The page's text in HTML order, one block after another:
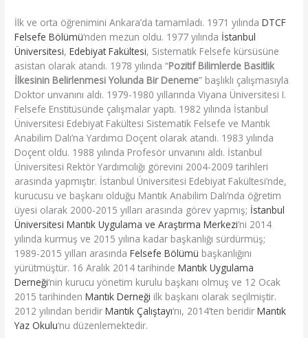
İlk ve orta öğrenimini Ankara’da tamamladı. 1971 yılındaDTCF
Felsefe Bölümü‘nden mezun oldu. 1977 yılında İstanbul
Üniversitesi,Edebiyat Fakültesi, Sistematik Felsefe kürsüsüne
asistan olarak atandı. 1978 yılında “Pozitif Bilimlerde Basitlik
İlkesinin Belirlenmesi Yolunda Bir Deneme” başlıklı çalışmasıyla
Doktor unvanını aldı. 1979-1980 yıllarında Viyana Üniversitesi I.
Felsefe Enstitüsünde çalışmalar yaptı. 1982 yılında İstanbul
Üniversitesi Edebiyat Fakültesi Sistematik Felsefe ve Mantık
Anabilim Dalı’na Yardımcı Doçent olarak atandı. 1983 yılında
Doçent oldu. 1988 yılında Profesör unvanını aldı. İstanbul
Üniversitesi Rektör Yardımcılığı görevini 2004-2009 tarihleri
arasında yapmıştır. İstanbul Üniversitesi Edebiyat Fakültesi’nde,
kurucusu ve başkanı olduğu Mantık Anabilim Dalı’nda öğretim
üyesi olarak 2000-2015 yılları arasında görev yapmış; İstanbul
Üniversitesi Mantık Uygulama ve Araştırma Merkezi‘ni 2014
yılında kurmuş ve 2015 yılına kadar başkanlığı sürdürmüş;
1989-2015 yılları arasındaFelsefe Bölümü başkanlığını
yürütmüştür. 16 Aralık 2014 tarihindeMantık Uygulama
Derneği‘nin kurucu yönetim kurulu başkanı olmuş ve 12 Ocak
2015 tarihindenMantık Derneği ilk başkanı olarak seçilmiştir.
2012 yılından beridirMantık Çalıştayı‘nı, 2014’ten beridirMantık
Yaz Okulu‘nu düzenlemektedir.